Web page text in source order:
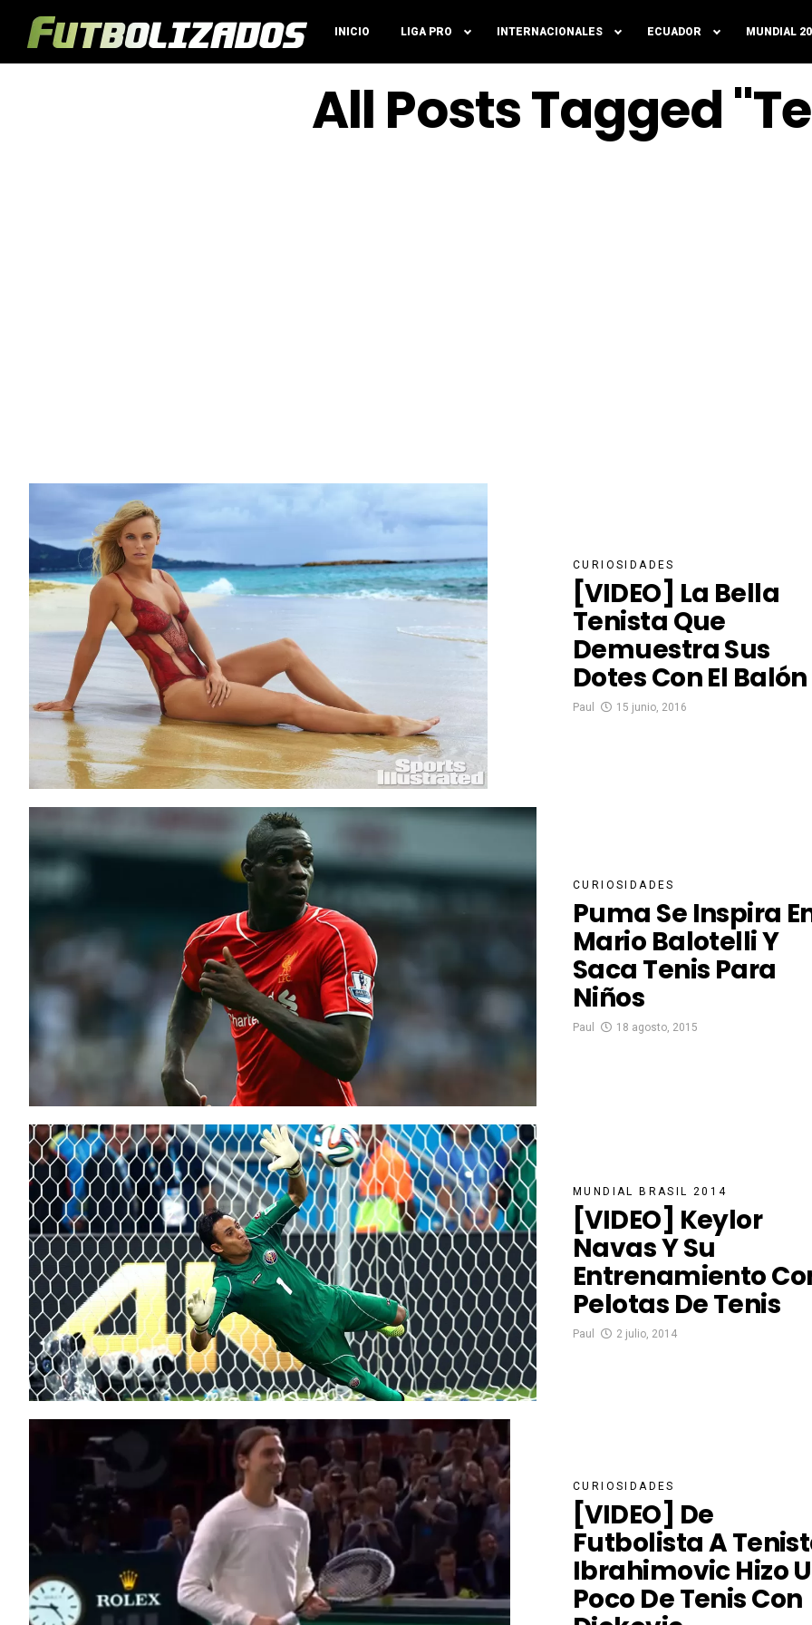
INICIO LIGA PRO INTERNACIONALES ECUADOR MUNDIAL
All Posts Tagged
CURIOSIDADES
[VIDEO] La Bella
Tenista Que
Demuestra Sus
Dotes Con El Balón
Paul 15 junio, 2016
CURIOSIDADES
Puma Se Inspira
Mario Balotelli Y
Saca Tenis Para
Niños
Paul 18 agosto, 2015
MUNDIAL BRASIL 2014
[VIDEO] Keylor
Navas Y Su
Entrenamiento
Pelotas De Tenis
Paul 2 julio, 2014
CURIOSIDADES
[VIDEO] De
Futbolista A
Ibrahimovic Hizo
Poco De Tenis Con